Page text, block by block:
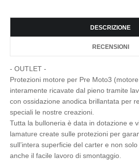
DESCRIZIONE
RECENSIONI
- OUTLET -
Protezioni motore per Pre Moto3
interamente ricavate dal pieno tramite
con ossidazione anodica brillantata per
speciali le nostre creazioni.
Tutta la bulloneria è data in dotazione e
lamature create sulle protezioni per
sull’intera superficie del carter e non
anche il facile lavoro di smontaggio.